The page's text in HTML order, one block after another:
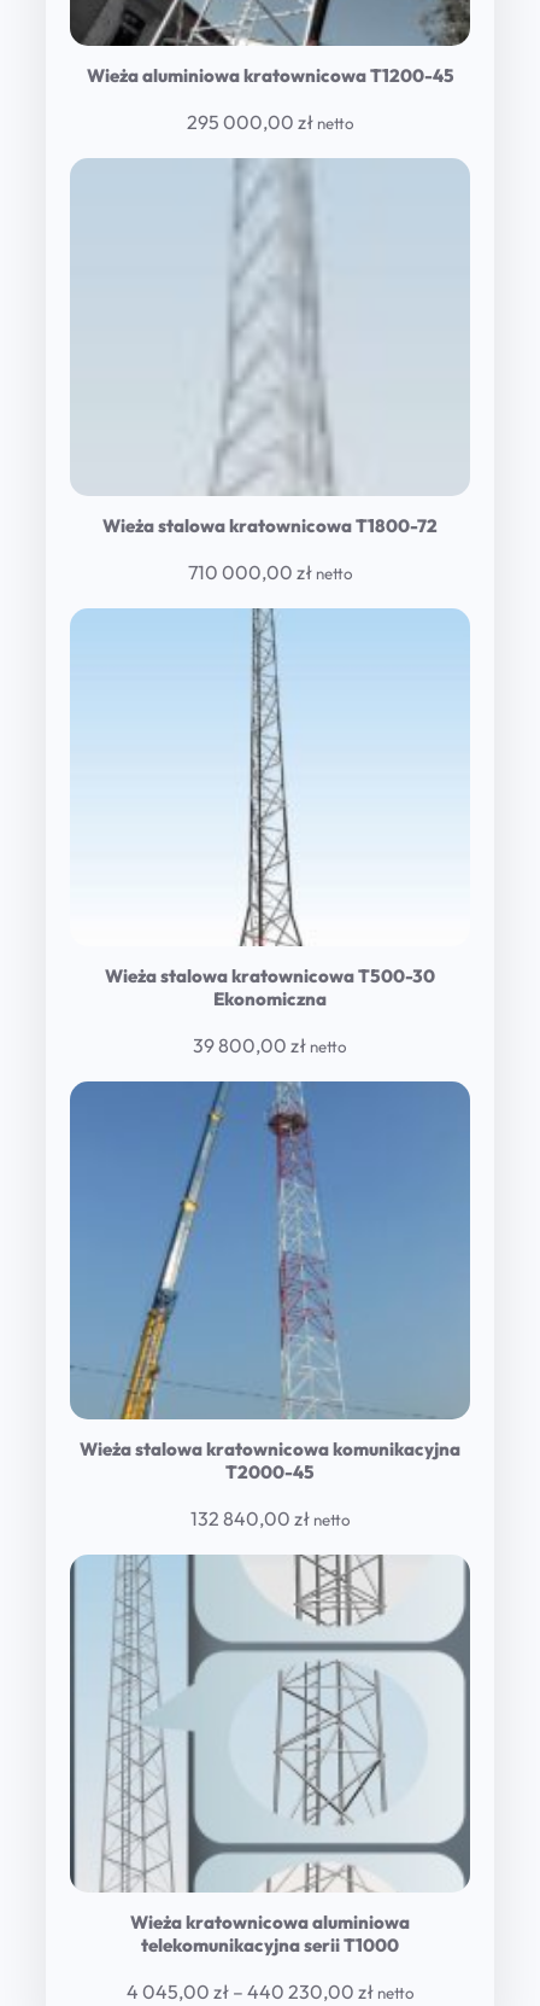
Wieża aluminiowa kratownicowa T1200-45
295 000,00 zł netto
Wieża stalowa kratownicowa T1800-72
710 000,00 zł netto
Wieża stalowa kratownicowa T500-30
Ekonomiczna
39 800,00 zł netto
Wieża stalowa kratownicowa komunikacyjna
T2000-45
132 840,00 zł netto
Wieża kratownicowa aluminiowa
telekomunikacyjna serii T1000
4 045,00 zł – 440 230,00 złPrice
netto